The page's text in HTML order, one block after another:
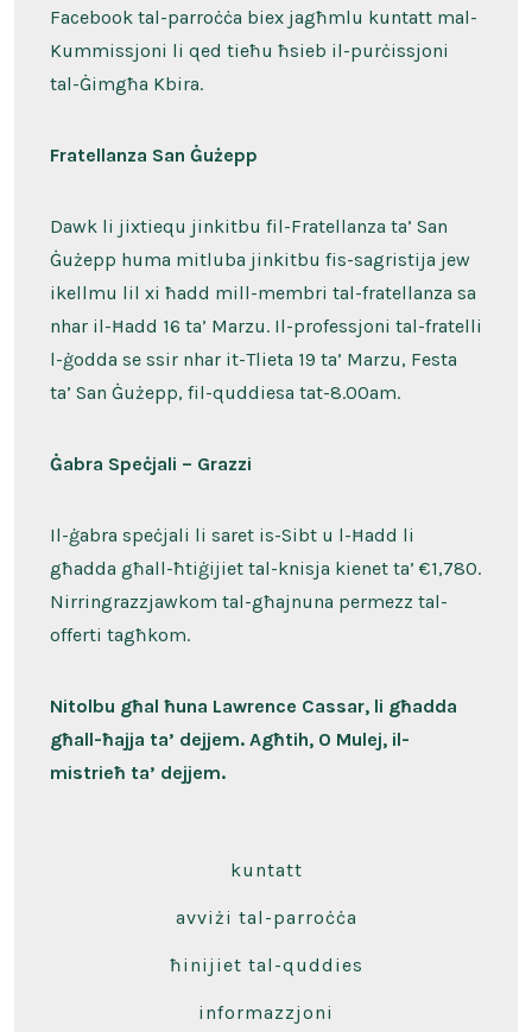
Facebook tal-parroċċa biex jagħmlu kuntatt mal-
Kummissjoni li qed tieħu ħsieb il-purċissjoni
tal-Ġimgħa Kbira.
Fratellanza San Ġużepp
Dawk li jixtiequ jinkitbu fil-Fratellanza ta’ San
Ġużepp huma mitluba jinkitbu fis-sagristija jew
ikellmu lil xi ħadd mill-membri tal-fratellanza sa
nhar il-Ħadd 16 ta’ Marzu. Il-professjoni tal-fratelli
l-ġodda se ssir nhar it-Tlieta 19 ta’ Marzu, Festa
ta’ San Ġużepp, fil-quddiesa tat-8.00am.
Ġabra Speċjali – Grazzi
Il-ġabra speċjali li saret is-Sibt u l-Ħadd li
għadda għall-ħtiġijiet tal-knisja kienet ta’ €1,780.
Nirringrazzjawkom tal-għajnuna permezz tal-
offerti tagħkom.
Nitolbu għal ħuna Lawrence Cassar, li għadda
għall-ħajja ta’ dejjem. Agħtih, O Mulej, il-
mistrieħ ta’ dejjem.
kuntatt
avviżi tal-parroċċa
ħinijiet tal-quddies
informazzjoni